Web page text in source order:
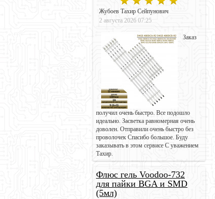
Жубоев Тахир Сейпунович
2 августа 2026 07:25
Заказ
получил очень быстро. Все подошло
идеально. Засветка равномерная очень
доволен. Отправили очень быстро без
проволочек Спасибо большое. Буду
заказывать в этом сервисе С уважением
Тахир.
Флюс гель Voodoo-732
для пайки BGA и SMD
(5мл)